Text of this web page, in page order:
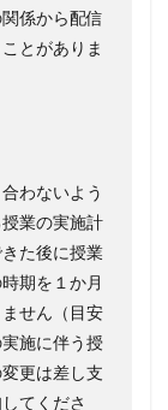
係から配信
とがありま
わないよう
業の実施計
た後に授業
期を１か月
せん（目安
施に伴う授
更は差し支
てくださ